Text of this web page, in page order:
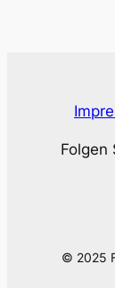
Folgen
© 2025